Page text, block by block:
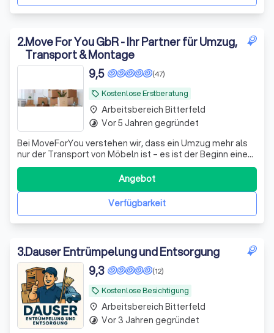
2.Move For You GbR - Ihr Partner für Umzug,
Transport & Montage
local_offer Kostenlose Erstberatung
(47)
9,5
Bei MoveForYou verstehen wir, dass ein Umzug mehr als
nur der Transport von Möbeln ist – es ist der Beginn eines
neuen Kapitels in Ihrem Leben. Deshalb bieten wir Ihnen
einen umfassenden Umzugsservice, der darauf
ausgerichtet ist, Ihnen den Übergang so reibungslos und
stressfrei wie möglich zu gesta
Verfügbarkeit
Angebot
place Arbeitsbereich Bitterfeld
timelapse Vor 5 Jahren gegründet
3.Dauser Entrümpelung und Entsorgung
local_offer Kostenlose Besichtigung
(12)
9,3
place Arbeitsbereich Bitterfeld
timelapse Vor 3 Jahren gegründet